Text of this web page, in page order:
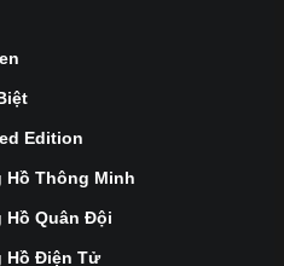
Edition
Hồ Thông Minh
Hồ Quân Đội
Hồ Điện Tử